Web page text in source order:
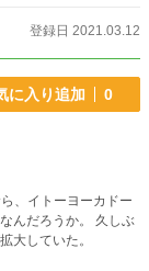
登録日 2021.03.12
に入り追加 0
、イトーヨーカドー
んだろうか。 久しぶ
大していた。